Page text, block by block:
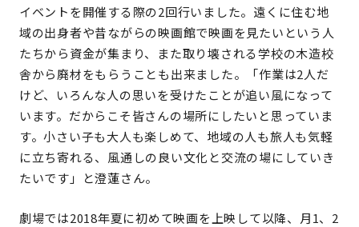
イベントを開催する際の2回行いました。遠くに住む地
域の出身者や昔ながらの映画館で映画を見たいという人
たちから資金が集まり、また取り壊される学校の木造校
舎から廃材をもらうことも出来ました。「作業は2人だ
けど、いろんな人の思いを受けたことが追い風になって
います。だからこそ皆さんの場所にしたいと思っていま
す。小さい子も大人も楽しめて、地域の人も旅人も気軽
に立ち寄れる、風通しの良い文化と交流の場にしていき
たいです」と澄蓮さん。
劇場では2018年夏に初めて映画を上映して以降、月1、2